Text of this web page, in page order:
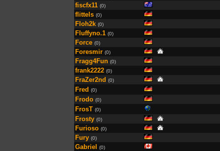
fiscfx11 (0)
flittels (0)
Floh2k (0)
Fluffyno.1 (0)
Force (0)
Foresmir (0)
Fragg4Fun (0)
frank2222 (0)
FraZer2nd (0)
Fred (0)
Frodo (0)
FrosT (0)
Frosty (0)
Furioso (0)
Fury (0)
Gabriel (0)